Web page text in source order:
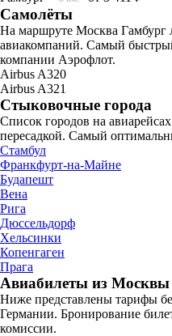
Самолёты
На маршруте Москва Гамбург
авиакомпаний. Самый
компании Аэрофлот.
Airbus A320
Airbus A321
Стыковочные города
Список городов на
пересадкой. Самый
Стамбул
Франкфурт-на-Майне
Будапешт
Вена
Рига
Дюссельдорф
Хельсинки
Копенгаген
Прага
Авиабилеты из
Ниже представлены тарифы
Германии. Бронирование
комиссии.